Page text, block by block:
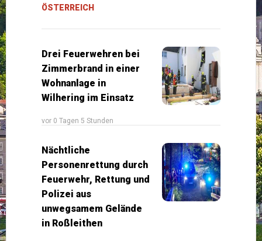
ÖSTERREICH
Drei Feuerwehren bei
Zimmerbrand in einer
Wohnanlage in
Wilhering im Einsatz
vor 0 Tagen 5 Stunden
Nächtliche
Personenrettung durch
Feuerwehr, Rettung und
Polizei aus
unwegsamem Gelände
in Roßleithen